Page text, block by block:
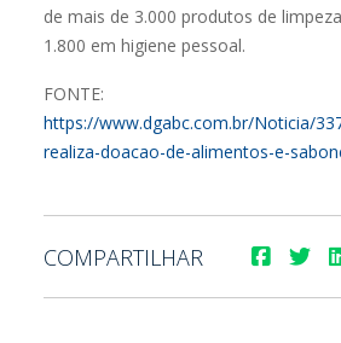
de mais de 3.000 produtos de
1.800 em higiene pessoal.
FONTE:
https://www.dgabc.com.br/Noticia/
realiza-doacao-de-alimentos-e-
COMPARTILHAR